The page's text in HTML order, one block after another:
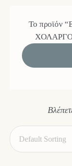
Το προϊόν
ΧΟΛΑΡΓΟ”